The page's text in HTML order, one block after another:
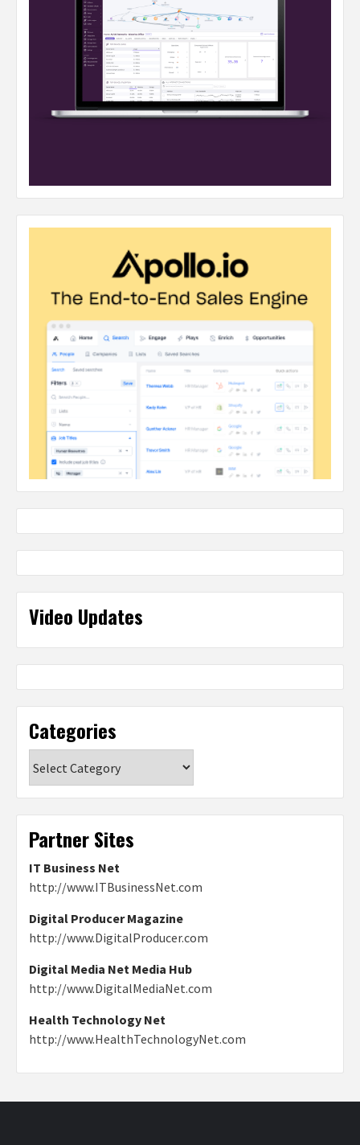
Video Updates
Categories
Partner Sites
IT Business Net
http://www.ITBusinessNet.com
Digital Producer Magazine
http://www.DigitalProducer.com
Digital Media Net Media Hub
http://www.DigitalMediaNet.com
Health Technology Net
http://www.HealthTechnologyNet.com